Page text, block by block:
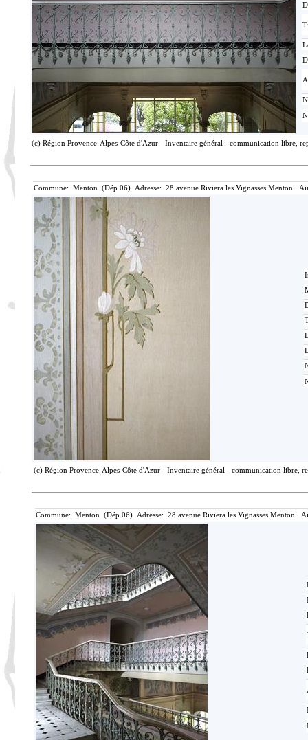
(c) Région Provence-Alpes-Côte d'Azur - Inventaire général - communication libre,
Commune: Menton (Dép.06) Adresse: 28 avenue Riviera les Vignasses Menton.
(c) Région Provence-Alpes-Côte d'Azur - Inventaire général - communication libre,
Commune: Menton (Dép.06) Adresse: 28 avenue Riviera les Vignasses Menton.